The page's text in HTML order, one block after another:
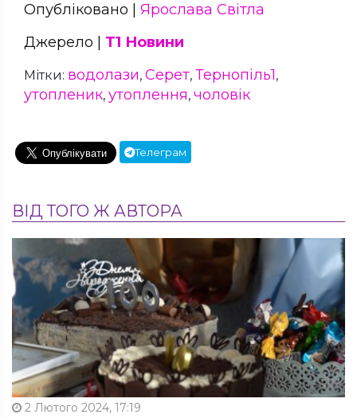
Опубліковано | Ярослава Світла
Джерело | Т1 Новини
Мітки: водолази, Серет, Тернопіль1,
утопленик, утоплення, чоловік
Телеграм
ВІД ТОГО Ж АВТОРА
2 Лютого 2024, 17:19